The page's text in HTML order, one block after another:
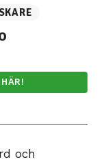
och